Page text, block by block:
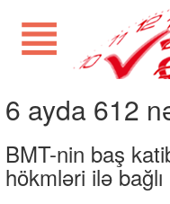
6 ayda 612
BMT-nin baş
hökmləri ilə